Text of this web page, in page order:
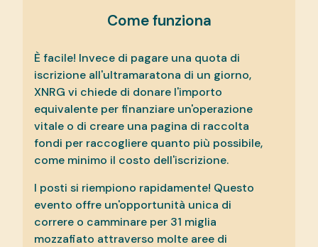
Come funziona
È facile! Invece di pagare una quota di
iscrizione all'ultramaratona di un giorno,
XNRG vi chiede di donare l'importo
equivalente per finanziare un'operazione
vitale o di creare una pagina di raccolta
fondi per raccogliere quanto più possibile,
come minimo il costo dell'iscrizione.
I posti si riempiono rapidamente! Questo
evento offre un'opportunità unica di
correre o camminare per 31 miglia
mozzafiato attraverso molte aree di